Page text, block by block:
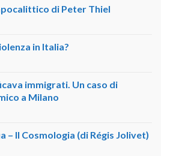
di Peter Thiel
in Italia?
immigrati. Un caso di
a Milano
II Cosmologia (di Régis Jolivet)